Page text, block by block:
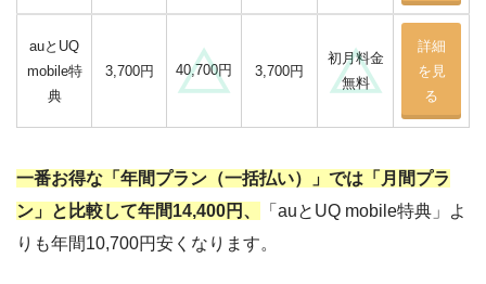
auとUQ
mobile特
典
3,700円 40,700円 3,700円
初月料金
無料
詳細
を見
る
一番お得な「年間プラン（一括払い）」では「月間プラ
ン」と比較して年間14,400円、
「auとUQ mobile特典」よ
りも年間10,700円安くなります。